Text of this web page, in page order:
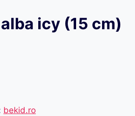
icy (15 cm)
bekid.ro